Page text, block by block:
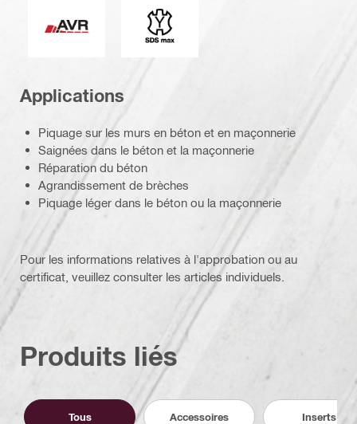
Réduction active des vibrations
Extrémité de connexion
Applications
Piquage sur les murs en béton et en maçonnerie
Saignées dans le béton et la maçonnerie
Réparation du béton
Agrandissement de brèches
Piquage léger dans le béton ou la maçonnerie
Pour les informations relatives à l'approbation ou au
certificat, veuillez consulter les articles individuels.
Produits liés
Tous Accessoires Inserts